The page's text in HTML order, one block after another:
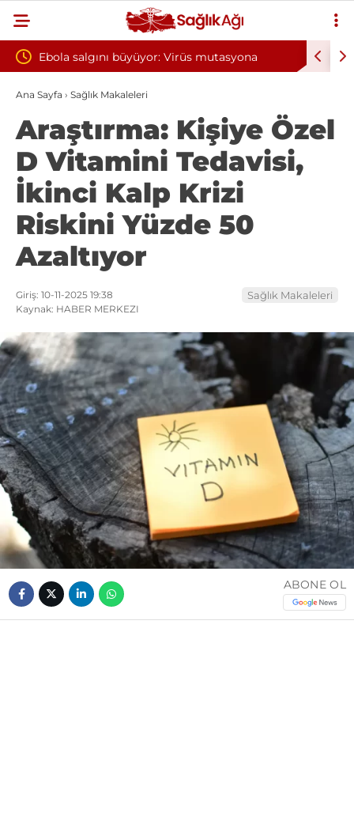
Virüs mutasyona Yılın ilk 6 ayında 10 bini aşkın hasta
Ana Sayfa › Sağlık Makaleleri
Araştırma: Kişiye Özel
D Vitamini Tedavisi,
İkinci Kalp Krizi
Riskini Yüzde 50
Azaltıyor
Giriş: 10-11-2025 19:38
Kaynak: HABER MERKEZI
Sağlık Makaleleri
ABONE OL